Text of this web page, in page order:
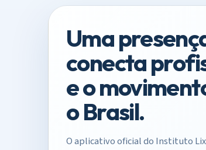
Uma
conecta
e o
o Brasil.
O aplicativo oficial do Instituto